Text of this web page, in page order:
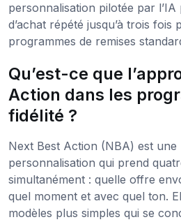
personnalisation pilotée par
d’achat répété jusqu’à trois
programmes de remises
Qu’est-ce que
Action dans les
fidélité ?
Next Best Action (NBA) est une
personnalisation qui prend
simultanément : quelle offre
quel moment et avec quel ton.
modèles plus simples qui se